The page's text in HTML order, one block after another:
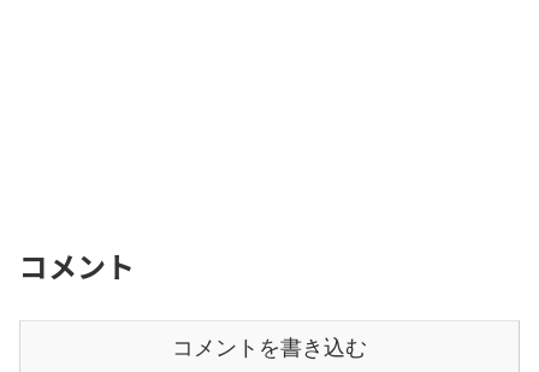
コメント
コメントを書き込む